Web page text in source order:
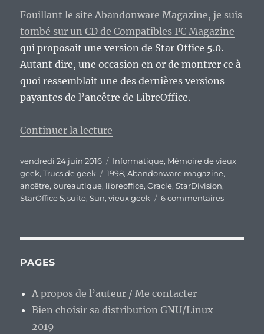
Fouillant le site Abandonware Magazine, je suis
tombé sur un CD de Compatibles PC Magazine
qui proposait une version de Star Office 5.0.
Autant dire, une occasion en or de montrer ce à
quoi ressemblait une des dernières versions
payantes de l’ancêtre de LibreOffice.
Continuer la lecture
Publié
le
vendredi 24 juin 2016 Catégories
Informatique, Mémoire de vieux
geek,Trucs de geek Étiquettes
1998,Abandonware magazine,
ancêtre, bureautique, libreoffice,Oracle,StarDivision,
StarOffice 5,suite,Sun,vieux geek 6 commentairessur
PAGES
A propos de l’auteur / Me contacter
Bien choisir sa distribution GNU/Linux –
2019